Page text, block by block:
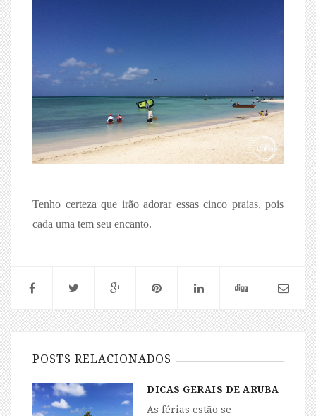
Tenho certeza que irão adorar essas cinco praias, pois
cada uma tem seu encanto.
POSTS RELACIONADOS
DICAS GERAIS DE ARUBA
As férias estão se